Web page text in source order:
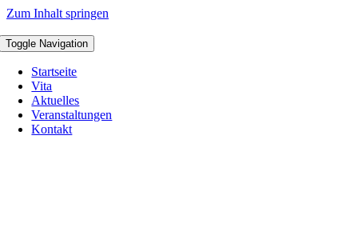
Zum Inhalt springen
Toggle Navigation
Startseite
Vita
Aktuelles
Veranstaltungen
Kontakt